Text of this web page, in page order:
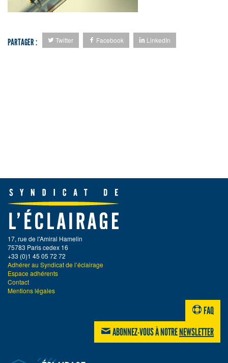
PARTAGER : Twitter Facebook LinkedIn
17, rue de l'Amiral Hamelin
75783 Paris cedex 16
+33 (0)1 45 05 72 72
Adhérer au Syndicat de l’éclairage
Espace adhérents
Contact
Mentions légales
FAQ
ABONNEZ-VOUS À NOTRENEWSLETTER